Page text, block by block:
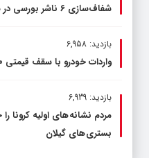
شفاف‌سازی ۶ ناشر بورسی در سامانه کدال
بازدید: 6,958
واردات خودرو با سقف قیمتی ۲۰ هزار دلار شدنی است؟
بازدید: 6,939
مردم نشانه های اولیه کرونا
بستری های گیلان